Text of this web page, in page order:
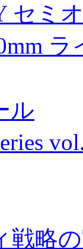
セミ
ル
戦略